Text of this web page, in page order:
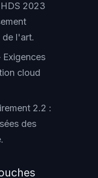
2023
de l'art.
cloud
2.2 :
des